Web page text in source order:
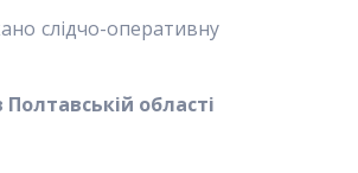
слідчо-оперативну
Полтавській області